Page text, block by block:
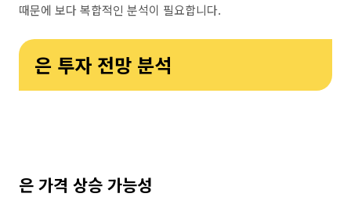
때문에 보다 복합적인 분석이 필요합니다.
은 투자 전망 분석
은 가격 상승 가능성